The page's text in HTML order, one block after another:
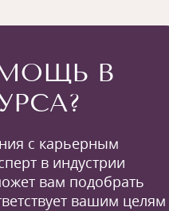
В
с карьерным
в индустрии
вам подобрать
вашим целям